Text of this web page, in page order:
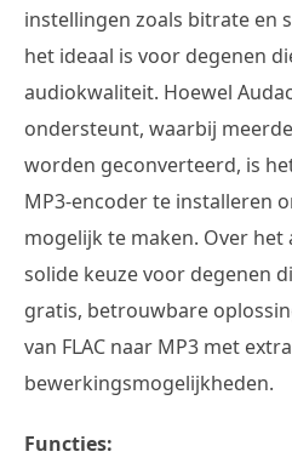
instellingen zoals bitrate en
het ideaal is voor degenen
audiokwaliteit. Hoewel
ondersteunt, waarbij
worden geconverteerd, is
MP3-encoder te installeren
mogelijk te maken. Over het
solide keuze voor degenen
gratis, betrouwbare
van FLAC naar MP3 met extra
bewerkingsmogelijkheden.
Functies: